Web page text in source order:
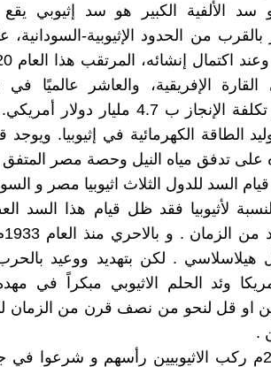
الألفية الكبير هو سد إثيوبي يقع
الإفريقية، والعاشر عالميًا في
للكهرباء. تقدر تكلفة الإنجاز ب
الطاقة الكهرمائية في إثيوبيا.
تدفق مياه النيل وحصة مصر المتفق
السد للدول الثلاث اثيوبيا مصر و
بالنسبة لأثيوبيا فقد ظل قيام هذا السد
هيلاسلاسي . لكن بتهديد ووعيد
وئد الحلم الاثيوبي مبكراً في
او قل لنحو من نصف قرن من الزمان
.
في العام 2011م ركب الاثيوبيين رأسهم و